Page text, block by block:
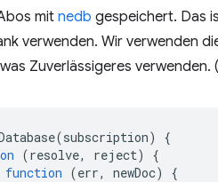
mit nedb gespeichert. Das
verwenden. Wir verwenden
Zuverlässigeres
(subscription)
{
(resolve, reject)
{
function (err, newDoc) {